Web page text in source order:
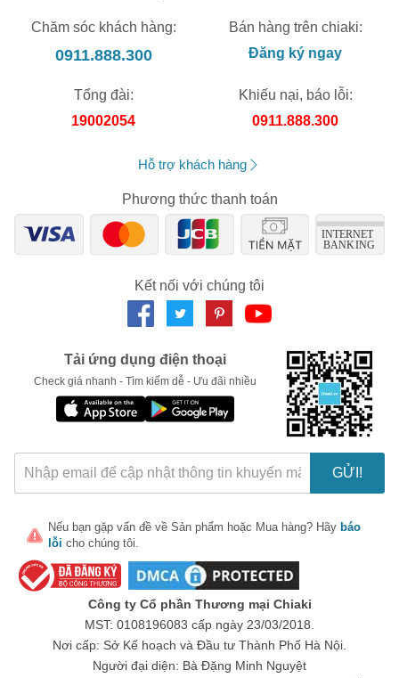
Chăm sóc khách hàng:
0911.888.300
Bán hàng trên chiaki:
Đăng ký ngay
Tổng đài:
19002054
Khiếu nại, báo lỗi:
0911.888.300
Hỗ trợ khách hàng
Phương thức thanh toán
Kết nối với chúng tôi
Tải ứng dụng điện thoại
Check giá nhanh - Tìm kiếm dễ - Ưu đãi nhiều
GỬI!
Nếu bạn gặp vấn đề về Sản phẩm hoặc Mua hàng? Hãy báo
lỗi cho chúng tôi.
Công ty Cổ phần Thương mại Chiaki
MST: 0108196083 cấp ngày 23/03/2018.
Nơi cấp: Sở Kế hoạch và Đầu tư Thành Phố Hà Nội.
Người đại diện: Bà Đặng Minh Nguyệt
Mã Giảm Giá Dành Riêng Cho Bạn
Giảm ngay cho bất kỳ đơn hàng nào.
XXX-XXXX